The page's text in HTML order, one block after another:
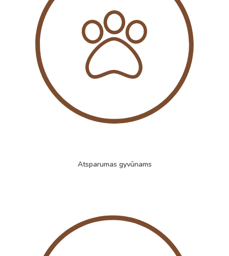
Atsparumas gyvūnams